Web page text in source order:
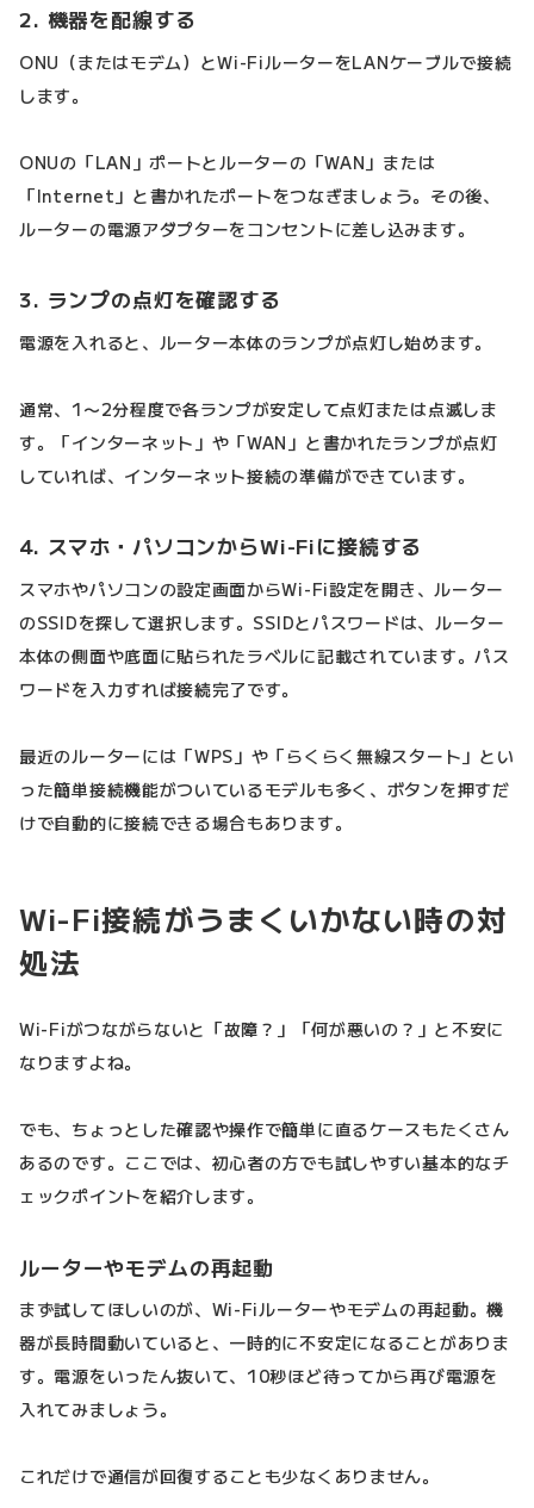
2. 機器を配線する
ONU（またはモデム）とWi-FiルーターをLANケーブルで接続
します。
ONUの「LAN」ポートとルーターの「WAN」または
「Internet」と書かれたポートをつなぎましょう。その後、
ルーターの電源アダプターをコンセントに差し込みます。
3. ランプの点灯を確認する
電源を入れると、ルーター本体のランプが点灯し始めます。
通常、1〜2分程度で各ランプが安定して点灯または点滅しま
す。「インターネット」や「WAN」と書かれたランプが点灯
していれば、インターネット接続の準備ができています。
4. スマホ・パソコンからWi-Fiに接続する
スマホやパソコンの設定画面からWi-Fi設定を開き、ルーター
のSSIDを探して選択します。SSIDとパスワードは、ルーター
本体の側面や底面に貼られたラベルに記載されています。パス
ワードを入力すれば接続完了です。
最近のルーターには「WPS」や「らくらく無線スタート」とい
った簡単接続機能がついているモデルも多く、ボタンを押すだ
けで自動的に接続できる場合もあります。
Wi-Fi接続がうまくいかない時の対
処法
Wi-Fiがつながらないと「故障？」「何が悪いの？」と不安に
なりますよね。
でも、ちょっとした確認や操作で簡単に直るケースもたくさん
あるのです。ここでは、初心者の方でも試しやすい基本的なチ
ェックポイントを紹介します。
ルーターやモデムの再起動
まず試してほしいのが、Wi-Fiルーターやモデムの再起動。機
器が長時間動いていると、一時的に不安定になることがありま
す。電源をいったん抜いて、10秒ほど待ってから再び電源を
入れてみましょう。
これだけで通信が回復することも少なくありません。